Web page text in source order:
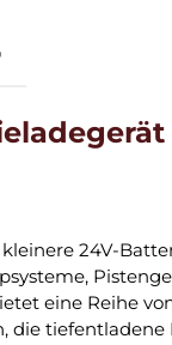
24V-
eine Reihe
die